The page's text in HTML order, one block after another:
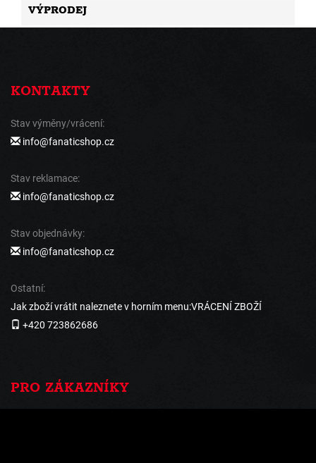
VÝPRODEJ
KONTAKTY
Stav výměny/vrácení:
info@fanaticshop.cz
Stav reklamace:
info@fanaticshop.cz
Stav objednávky:
info@fanaticshop.cz
Ostatní:
Jak zboží vrátit naleznete v horním menu:VRÁCENÍ ZBOŽÍ
+420 723862686
PRO ZÁKAZNÍKY